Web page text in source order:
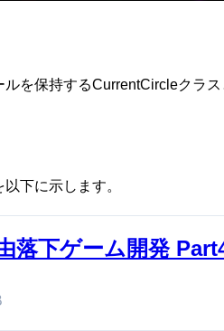
を保持するCurrentCircleクラ
下に示します。
落下ゲーム開発